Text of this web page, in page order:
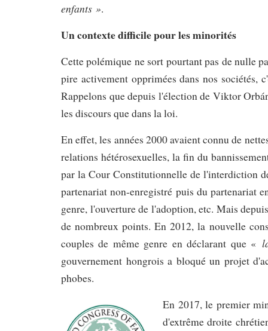
enfants ».
Un contexte difficile pour les minorités
Cette polémique ne sort pourtant pas de nulle
pire activement opprimées dans nos
Rappelons que depuis l'élection de Viktor
les discours que dans la loi.
En effet, les années 2000 avaient connu de
relations hétérosexuelles, la fin du
par la Cour Constitutionnelle de l'interdiction
partenariat non-enregistré puis du partenariat
genre, l'ouverture de l'adoption, etc. Mais
de nombreux points. En 2012, la nouvelle
couples de même genre en déclarant que «
gouvernement hongrois a bloqué un projet
phobes.
En 2017, le premier
d'extrême droite